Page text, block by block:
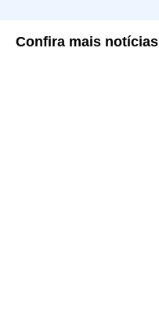
Confira mais notícias